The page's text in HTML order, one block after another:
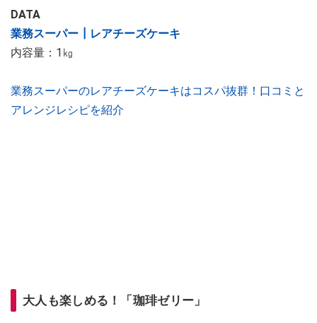
DATA
業務スーパー┃レアチーズケーキ
内容量：1㎏
業務スーパーのレアチーズケーキはコスパ抜群！口コミと
アレンジレシピを紹介
大人も楽しめる！「珈琲ゼリー」